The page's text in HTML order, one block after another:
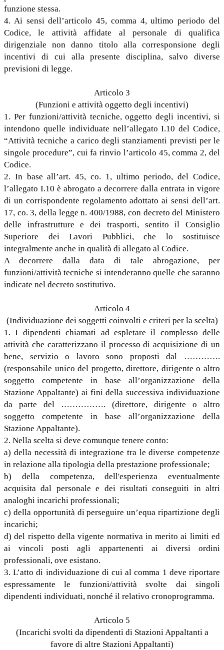
funzione stessa.
4. Ai sensi dell’articolo 45, comma 4, ultimo periodo del
Codice, le attività affidate al personale di qualifica
dirigenziale non danno titolo alla corresponsione degli
incentivi di cui alla presente disciplina, salvo diverse
previsioni di legge.
Articolo 3
(Funzioni e attività oggetto degli incentivi)
1. Per funzioni/attività tecniche, oggetto degli incentivi, si
intendono quelle individuate nell’allegato I.10 del Codice,
“Attività tecniche a carico degli stanziamenti previsti per le
singole procedure”, cui fa rinvio l’articolo 45, comma 2, del
Codice.
2. In base all’art. 45, co. 1, ultimo periodo, del Codice,
l’allegato I.10 è abrogato a decorrere dalla entrata in vigore
di un corrispondente regolamento adottato ai sensi dell’art.
17, co. 3, della legge n. 400/1988, con decreto del Ministero
delle infrastrutture e dei trasporti, sentito il Consiglio
Superiore dei Lavori Pubblici, che lo sostituisce
integralmente anche in qualità di allegato al Codice.
A decorrere dalla data di tale abrogazione, per
funzioni/attività tecniche si intenderanno quelle che saranno
indicate nel decreto sostitutivo.
Articolo 4
(Individuazione dei soggetti coinvolti e criteri per la scelta)
1. I dipendenti chiamati ad espletare il complesso delle
attività che caratterizzano il processo di acquisizione di un
bene, servizio o lavoro sono proposti dal ………….
(responsabile unico del progetto, direttore, dirigente o altro
soggetto competente in base all’organizzazione della
Stazione Appaltante) ai fini della successiva individuazione
da parte del ……………. (direttore, dirigente o altro
soggetto competente in base all’organizzazione della
Stazione Appaltante).
2. Nella scelta si deve comunque tenere conto:
a) della necessità di integrazione tra le diverse competenze
in relazione alla tipologia della prestazione professionale;
b) della competenza, dell'esperienza eventualmente
acquisita dal personale e dei risultati conseguiti in altri
analoghi incarichi professionali;
c) della opportunità di perseguire un’equa ripartizione degli
incarichi;
d) del rispetto della vigente normativa in merito ai limiti ed
ai vincoli posti agli appartenenti ai diversi ordini
professionali, ove esistano.
3. L’atto di individuazione di cui al comma 1 deve riportare
espressamente le funzioni/attività svolte dai singoli
dipendenti individuati, nonché il relativo cronoprogramma.
Articolo 5
(Incarichi svolti da dipendenti di Stazioni Appaltanti a
favore di altre Stazioni Appaltanti)